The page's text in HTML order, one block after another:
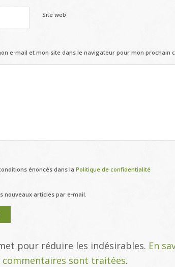
Site web
e-mail et mon site dans le navigateur pour mon prochain
énoncés dans la Politique de confidentialité
nouveaux articles par e-mail.
pour réduire les indésirables. En
commentaires sont traitées.